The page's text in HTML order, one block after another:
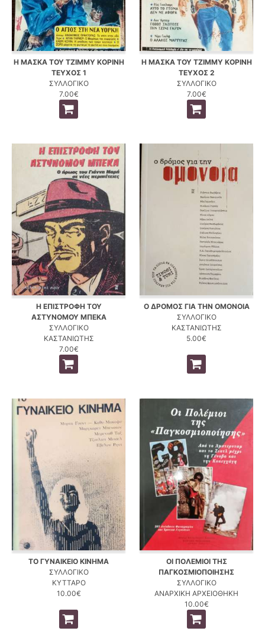
Η ΜΑΣΚΑ ΤΟΥ ΤΖΙΜΜΥ ΚΟΡΙΝΗ
ΤΕΥΧΟΣ 1
ΣΥΛΛΟΓΙΚΟ
7.00€
Η ΜΑΣΚΑ ΤΟΥ ΤΖΙΜΜΥ ΚΟΡΙΝΗ
ΤΕΥΧΟΣ 2
ΣΥΛΛΟΓΙΚΟ
7.00€
Η ΕΠΙΣΤΡΟΦΗ ΤΟΥ
ΑΣΤΥΝΟΜΟΥ ΜΠΕΚΑ
ΣΥΛΛΟΓΙΚΟ
ΚΑΣΤΑΝΙΩΤΗΣ
7.00€
Ο ΔΡΟΜΟΣ ΓΙΑ ΤΗΝ ΟΜΟΝΟΙΑ
ΣΥΛΛΟΓΙΚΟ
ΚΑΣΤΑΝΙΩΤΗΣ
5.00€
ΤΟ ΓΥΝΑΙΚΕΙΟ ΚΙΝΗΜΑ
ΣΥΛΛΟΓΙΚΟ
ΚΥΤΤΑΡΟ
10.00€
ΟΙ ΠΟΛΕΜΙΟΙ ΤΗΣ
ΠΑΓΚΟΣΜΙΟΠΟΙΗΣΗΣ
ΣΥΛΛΟΓΙΚΟ
ΑΝΑΡΧΙΚΗ ΑΡΧΕΙΟΘΗΚΗ
10.00€